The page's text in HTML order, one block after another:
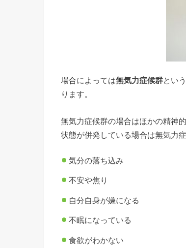
場合によっては無気力症候群とい
ります。
無気力症候群の場合はほかの精神
状態が併発している場合は無気力
気分の落ち込み
不安や焦り
自分自身が嫌になる
不眠になっている
食欲がわかない